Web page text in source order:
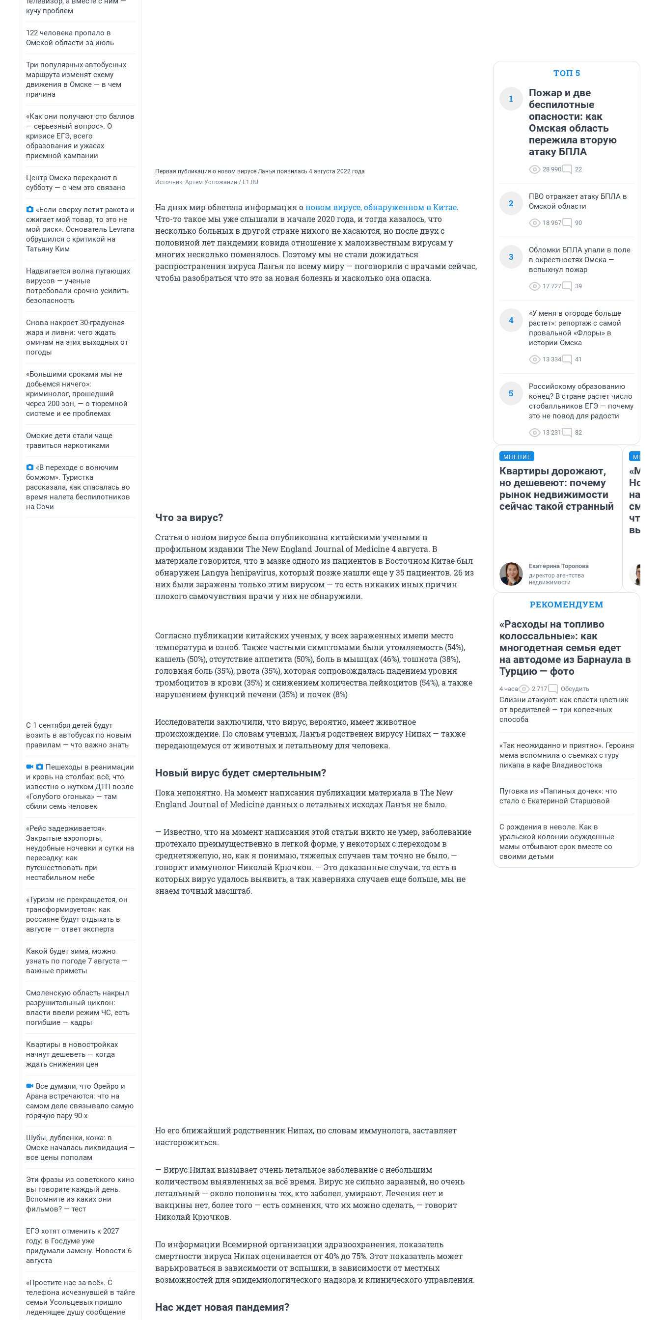
кучу проблем
122 человека пропало в
Омской области за июль
Три популярных автобусных
маршрута изменят схему
движения в Омске — в чем
причина
«Как они получают сто баллов
— серьезный вопрос». О
кризисе ЕГЭ, всего
образования и ужасах
приемной кампании
Центр Омска перекроют в
субботу — с чем это связано
«Если сверху летит ракета и
сжигает мой товар, то это не
мой риск». Основатель Levrana
обрушился с критикой на
Татьяну Ким
Надвигается волна пугающих
вирусов — ученые
потребовали срочно усилить
безопасность
Снова накроет 30-градусная
жара и ливни: чего ждать
омичам на этих выходных от
погоды
«Большими сроками мы не
добьемся ничего»:
криминолог, прошедший
через 200 зон, — о тюремной
системе и ее проблемах
Омские дети стали чаще
травиться наркотиками
«В переходе с вонючим
бомжом». Туристка
рассказала, как спасалась во
время налета беспилотников
на Сочи
С 1 сентября детей будут
возить в автобусах по новым
правилам — что важно знать
Пешеходы в реанимации
и кровь на столбах: всё, что
известно о жутком ДТП возле
«Голубого огонька» — там
сбили семь человек
«Рейс задерживается».
Закрытые аэропорты,
неудобные ночевки и сутки на
пересадку: как
путешествовать при
нестабильном небе
«Туризм не прекращается, он
трансформируется»: как
россияне будут отдыхать в
августе — ответ эксперта
Какой будет зима, можно
узнать по погоде 7 августа —
важные приметы
Смоленскую область накрыл
разрушительный циклон:
власти ввели режим ЧС, есть
погибшие — кадры
Квартиры в новостройках
начнут дешеветь — когда
ждать снижения цен
Все думали, что Орейро и
Арана встречаются: что на
самом деле связывало самую
горячую пару 90-х
Шубы, дубленки, кожа: в
Омске началась ликвидация —
все цены пополам
Эти фразы из советского кино
вы говорите каждый день.
Вспомните из каких они
фильмов? — тест
ЕГЭ хотят отменить к 2027
году: в Госдуме уже
придумали замену. Новости 6
августа
«Простите нас за всё». С
телефона исчезнувшей в тайге
семьи Усольцевых пришло
леденящее душу сообщение
Первая публикация о новом вирусе Ланъя появилась 4 августа 2022 года
Источник: Артем Устюжанин / E1.RU
На днях мир облетела информация оновом вирусе, обнаруженном в Китае.
Что-то такое мы уже слышали в начале 2020 года, и тогда казалось, что
несколько больных в другой стране никого не касаются, но после двух с
половиной лет пандемии ковида отношение к малоизвестным вирусам у
многих несколько поменялось. Поэтому мы не стали дожидаться
распространения вируса Ланъя по всему миру — поговорили с врачами сейчас,
чтобы разобраться что это за новая болезнь и насколько она опасна.
Что за вирус?
Статья о новом вирусе была опубликована китайскими учеными в
профильном издании The New England Journal of Medicine 4 августа. В
материале говорится, что в мазке одного из пациентов в Восточном Китае был
обнаружен Langya henipavirus, который позже нашли еще у 35 пациентов. 26 из
них были заражены только этим вирусом — то есть никаких иных причин
плохого самочувствия врачи у них не обнаружили.
Согласно публикации китайских ученых, у всех зараженных имели место
температура и озноб. Также частыми симптомами были утомляемость (54%),
кашель (50%), отсутствие аппетита (50%), боль в мышцах (46%), тошнота (38%),
головная боль (35%), рвота (35%), которая сопровождалась падением уровня
тромбоцитов в крови (35%) и снижением количества лейкоцитов (54%), а также
нарушением функций печени (35%) и почек (8%)
Исследователи заключили, что вирус, вероятно, имеет животное
происхождение. По словам ученых, Ланъя родственен вирусу Нипах — также
передающемуся от животных и летальному для человека.
Новый вирус будет смертельным?
Пока непонятно. На момент написания публикации материала в The New
England Journal of Medicine данных о летальных исходах Ланъя не было.
— Известно, что на момент написания этой статьи никто не умер, заболевание
протекало преимущественно в легкой форме, у некоторых с переходом в
среднетяжелую, но, как я понимаю, тяжелых случаев там точно не было, —
говорит иммунолог Николай Крючков. — Это доказанные случаи, то есть в
которых вирус удалось выявить, а так наверняка случаев еще больше, мы не
знаем точный масштаб.
Но его ближайший родственник Нипах, по словам иммунолога, заставляет
насторожиться.
— Вирус Нипах вызывает очень летальное заболевание с небольшим
количеством выявленных за всё время. Вирус не сильно заразный, но очень
летальный — около половины тех, кто заболел, умирают. Лечения нет и
вакцины нет, более того — есть сомнения, что их можно сделать, — говорит
Николай Крючков.
По информации Всемирной организации здравоохранения, показатель
смертности вируса Нипах оценивается от 40% до 75%. Этот показатель может
варьироваться в зависимости от вспышки, в зависимости от местных
возможностей для эпидемиологического надзора и клинического управления.
Нас ждет новая пандемия?
ТОП 5
1
Пожар и две
беспилотные
опасности: как
Омская область
пережила вторую
атаку БПЛА
28 990 22
2
ПВО отражает атаку БПЛА в
Омской области
18 967 90
3
Обломки БПЛА упали в поле
в окрестностях Омска —
вспыхнул пожар
17 727 39
4
«У меня в огороде больше
растет»: репортаж с самой
провальной «Флоры» в
истории Омска
13 334 41
5
Российскому образованию
конец? В стране растет число
стобалльников ЕГЭ — почему
это не повод для радости
13 231 82
МНЕНИЕ
Квартиры дорожают,
но дешевеют: почему
рынок недвижимости
сейчас такой странный
Екатерина Торопова
директор агентства
недвижимости
«Мы
РЕКОМЕНДУЕМ
«Расходы на топливо
колоссальные»: как
многодетная семья едет
на автодоме из Барнаула в
Турцию — фото
4 часа 2 717 Обсудить
Слизни атакуют: как спасти цветник
от вредителей — три копеечных
способа
«Так неожиданно и приятно». Героиня
мема вспомнила о съемках с гуру
пикапа в кафе Владивостока
Пуговка из «Папиных дочек»: что
стало с Екатериной Старшовой
С рождения в неволе. Как в
уральской колонии осужденные
мамы отбывают срок вместе со
своими детьми